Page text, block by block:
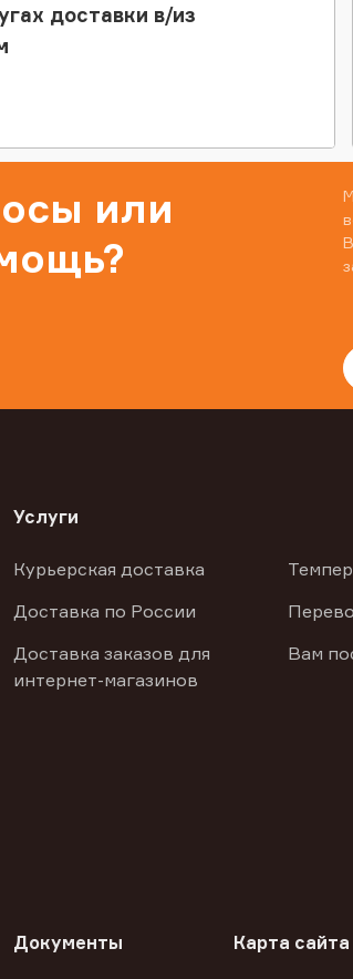
доставки в/из
или
Услуги
Курьерская доставка
Доставка по России
Доставка заказов для
интернет-магазинов
Вам
Документы Карта сайта